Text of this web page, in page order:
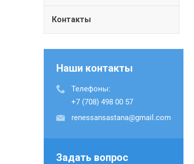
Контакты
Наши контакты
Телефоны:
+7 (708) 498 00 57
renessansastana@gmail.com
Задать вопрос